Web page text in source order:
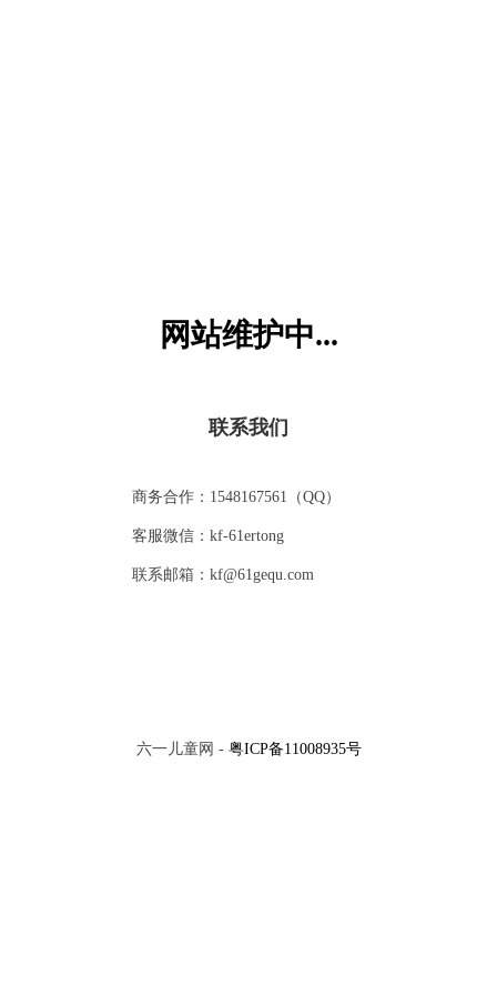
网站维护中...
联系我们
商务合作：1548167561（QQ）
客服微信：kf-61ertong
联系邮箱：kf@61gequ.com
六一儿童网 - 粤ICP备11008935号